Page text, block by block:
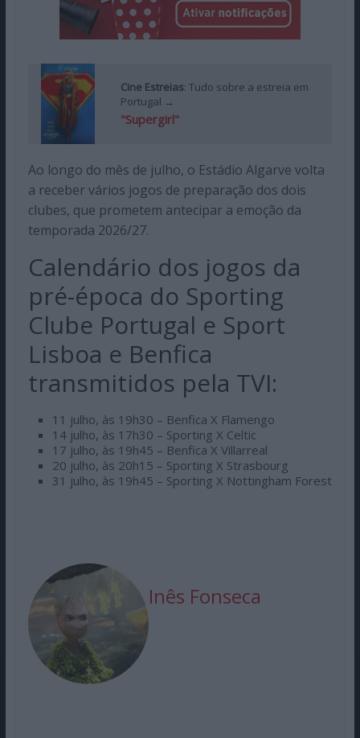
Cine Estreias: Tudo sobre a estreia em
Portugal →
"Supergirl"
Ao longo do mês de julho, o Estádio Algarve volta
a receber vários jogos de preparação dos dois
clubes, que prometem antecipar a emoção da
temporada 2026/27.
Calendário dos jogos da
pré-época do Sporting
Clube Portugal e Sport
Lisboa e Benfica
transmitidos pela TVI:
11 julho, às 19h30 – Benfica X Flamengo
14 julho, às 17h30 – Sporting X Celtic
17 julho, às 19h45 – Benfica X Villarreal
20 julho, às 20h15 – Sporting X Strasbourg
31 julho, às 19h45 – Sporting X Nottingham Forest
Inês Fonseca